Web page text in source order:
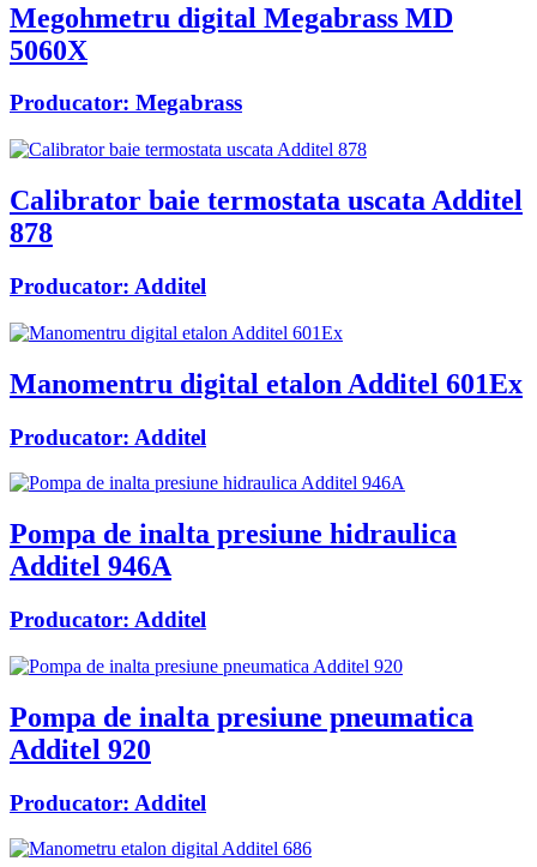
Megohmetru digital Megabrass MD
5060X
Producator: Megabrass
Calibrator baie termostata uscata Additel
878
Producator: Additel
Manomentru digital etalon Additel 601Ex
Producator: Additel
Pompa de inalta presiune hidraulica
Additel 946A
Producator: Additel
Pompa de inalta presiune pneumatica
Additel 920
Producator: Additel